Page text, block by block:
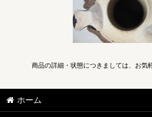
商品の詳細・状態につきましては、お気
ホーム